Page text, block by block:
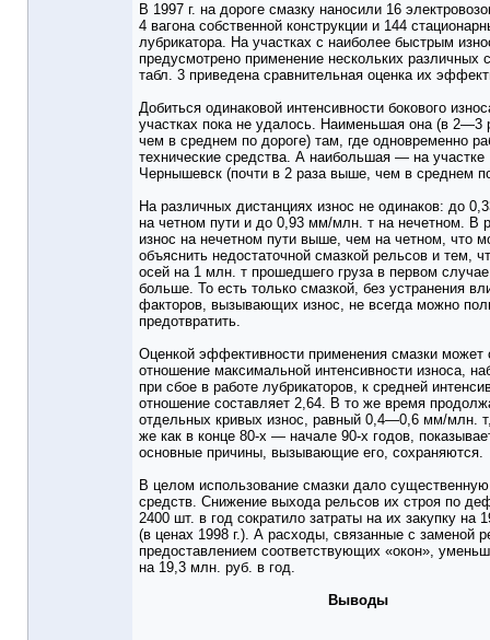
В 1997 г. на дороге смазку наносили 16
4 вагона собственной конструкции и 144
лубрикатора. На участках с наиболее быстрым
предусмотрено применение нескольких различных
табл. 3 приведена сравнительная оценка их
Добиться одинаковой интенсивности бокового
участках пока не удалось. Наименьшая она (в 2—3
чем в среднем по дороге) там, где одновременно
технические средства. А наибольшая — на
Чернышевск (почти в 2 раза выше, чем в среднем
На различных дистанциях износ не одинаков: до
на четном пути и до 0,93 мм/млн. т на нечетном. В
износ на нечетном пути выше, чем на четном, что
объяснить недостаточной смазкой рельсов и тем,
осей на 1 млн. т прошедшего груза в первом
больше. То есть только смазкой, без устранения
факторов, вызывающих износ, не всегда можно
предотвратить.
Оценкой эффективности применения смазки может
отношение максимальной интенсивности износа,
при сбое в работе лубрикаторов, к средней
отношение составляет 2,64. В то же время
отдельных кривых износ, равный 0,4—0,6 мм/млн.
же как в конце 80-х — начале 90-х годов,
основные причины, вызывающие его, сохраняются.
В целом использование смазки дало
средств. Снижение выхода рельсов их строя по
2400 шт. в год сократило затраты на их закупку на
(в ценах 1998 г.). А расходы, связанные с заменой
предоставлением соответствующих «окон»,
на 19,3 млн. руб. в год.
Выводы